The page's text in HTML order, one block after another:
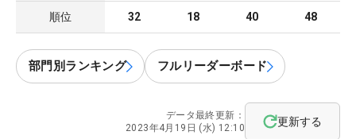
順位 32 18 40 48
部門別ランキング フルリーダーボード
データ最終更新：
2023年4月19日 (水) 12:10
更新する